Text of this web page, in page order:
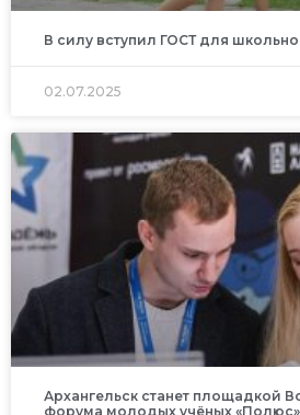
В силу вступил ГОСТ для
02.07.2025
Архангельск станет площадкой
форума молодых учёных «Полюс»